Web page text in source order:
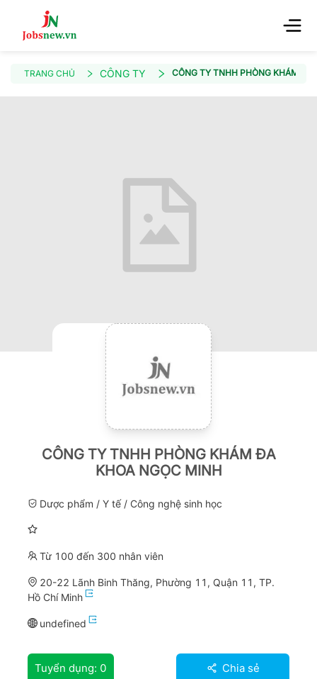
TRANG CHỦ CÔNG TY CÔNG TY TNHH PHÒNG KHÁM ĐA
CÔNG TY TNHH PHÒNG KHÁM ĐA
KHOA NGỌC MINH
Dược phẩm / Y tế / Công nghệ sinh học
Từ 100 đến 300 nhân viên
20-22 Lãnh Binh Thăng, Phường 11, Quận 11, TP.
Hồ Chí Minh
undefined
Tuyển dụng: 0 Chia sẻ